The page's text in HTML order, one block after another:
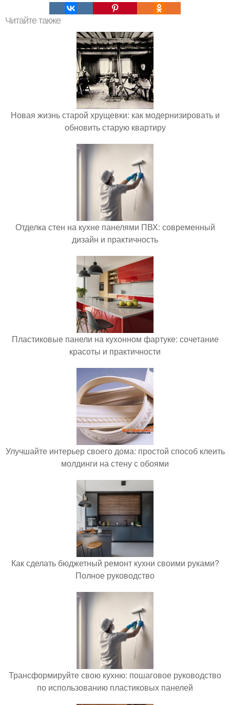
Читайте также
Новая жизнь старой хрущевки: как модернизировать и
обновить старую квартиру
Отделка стен на кухне панелями ПВХ: современный
дизайн и практичность
Пластиковые панели на кухонном фартуке: сочетание
красоты и практичности
Улучшайте интерьер своего дома: простой способ клеить
молдинги на стену с обоями
Как сделать бюджетный ремонт кухни своими руками?
Полное руководство
Трансформируйте свою кухню: пошаговое руководство
по использованию пластиковых панелей